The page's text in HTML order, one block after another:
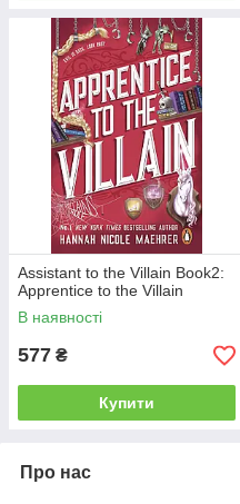
Assistant to the Villain Book2:
Apprentice to the Villain
В наявності
577 ₴
Купити
Про нас